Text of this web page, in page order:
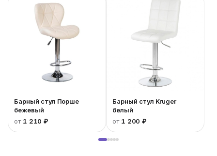
Барный стул Порше
бежевый
от 1 210 ₽
Барный стул Kruger
белый
от 1 200 ₽